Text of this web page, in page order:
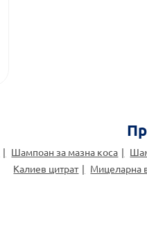
Шампоан за мазна коса
Калиев цитрат
Мицеларна